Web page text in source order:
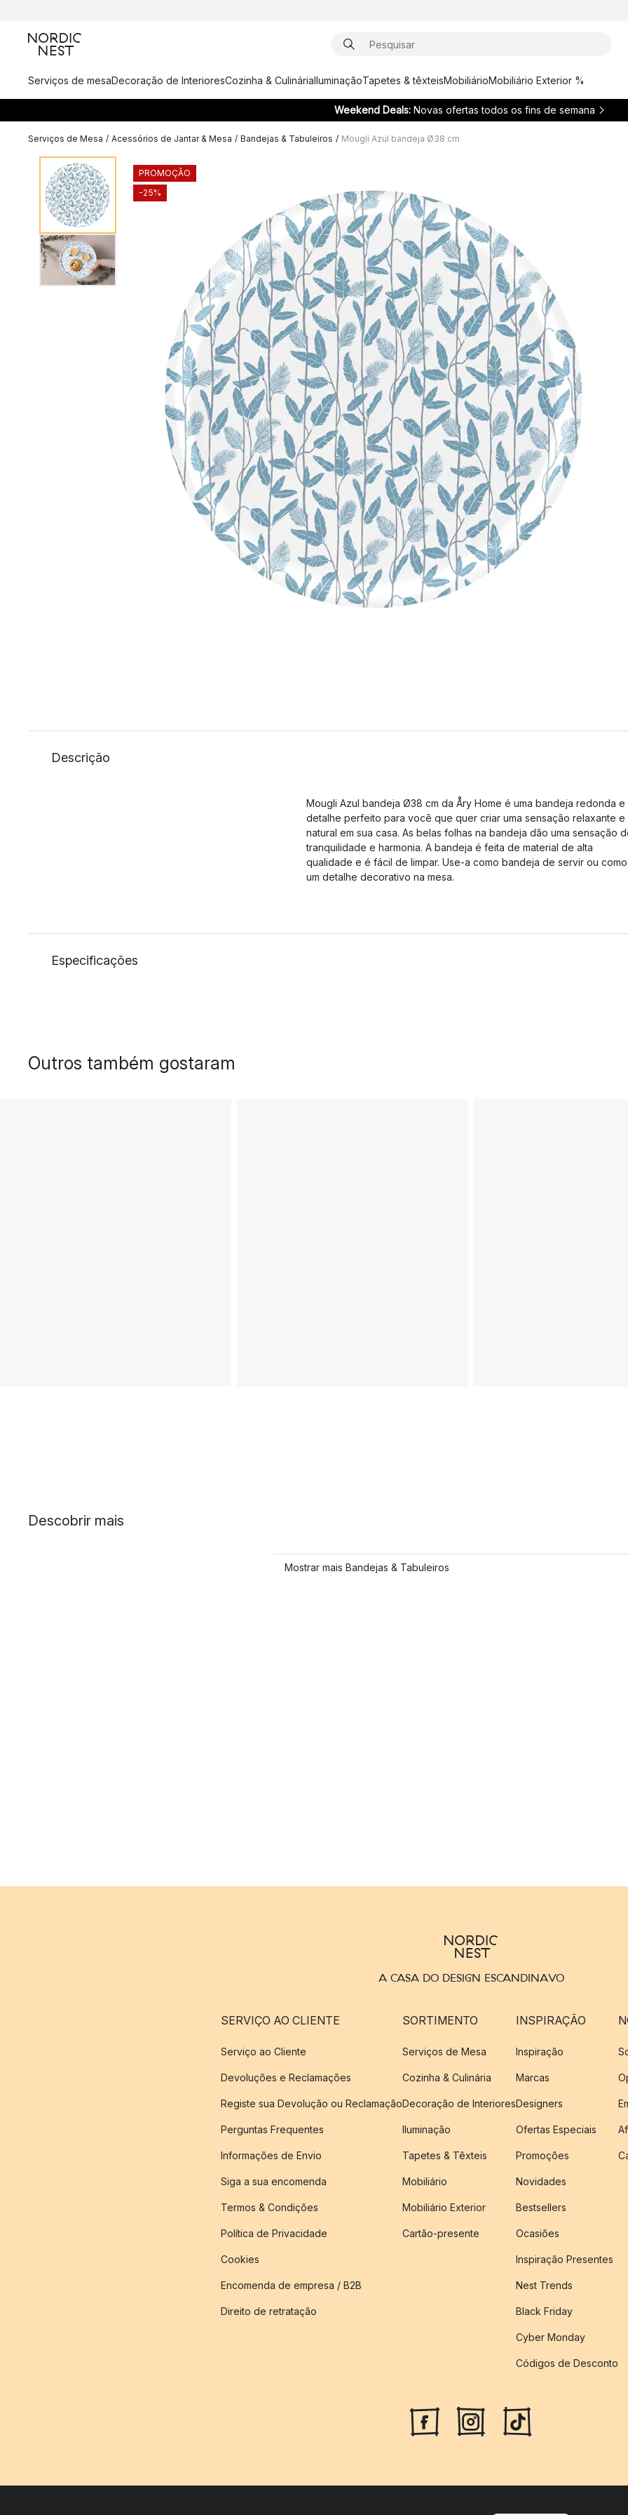
Serviços de mesaDecoração de InterioresCozinha & CulináriaIluminaçãoTapetes & têxteisMobiliárioMobiliário Exterior %
Weekend Deals: Novas ofertas todos os fins de semana
Serviços de Mesa / Acessórios de Jantar & Mesa / Bandejas & Tabuleiros / Mougli Azul bandeja Ø38 cm
PROMOÇÃO
-25%
Descrição
Mougli Azul bandeja Ø38 cm da Åry Home é uma bandeja redonda e
detalhe perfeito para você que quer criar uma sensação relaxante e
natural em sua casa. As belas folhas na bandeja dão uma sensação
tranquilidade e harmonia. A bandeja é feita de material de alta
qualidade e é fácil de limpar. Use-a como bandeja de servir ou como
um detalhe decorativo na mesa.
Especificações
Outros também gostaram
Descobrir mais
Mostrar mais Bandejas & Tabuleiros
A CASA DO DESIGN ESCANDINAVO
SERVIÇO AO CLIENTE
Serviço ao Cliente
Devoluções e Reclamações
Registe sua Devolução ou Reclamação
Perguntas Frequentes
Informações de Envio
Siga a sua encomenda
Termos & Condições
Política de Privacidade
Cookies
Encomenda de empresa / B2B
Direito de retratação
SORTIMENTO
Serviços de Mesa
Cozinha & Culinária
Decoração de Interiores
Iluminação
Tapetes & Têxteis
Mobiliário
Mobiliário Exterior
Cartão-presente
INSPIRAÇÃO
Inspiração
Marcas
Designers
Ofertas Especiais
Promoções
Novidades
Bestsellers
Ocasiões
Inspiração Presentes
Nest Trends
Black Friday
Cyber Monday
Códigos de Desconto